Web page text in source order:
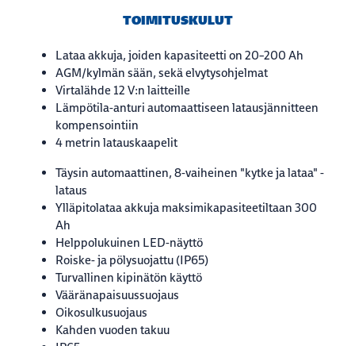
TOIMITUSKULUT
Lataa akkuja, joiden kapasiteetti on 20–200 Ah
AGM/kylmän sään, sekä elvytysohjelmat
Virtalähde 12 V:n laitteille
Lämpötila-anturi automaattiseen latausjännitteen
kompensointiin
4 metrin latauskaapelit
Täysin automaattinen, 8-vaiheinen "kytke ja lataa" -
lataus
Ylläpitolataa akkuja maksimikapasiteetiltaan 300
Ah
Helppolukuinen LED-näyttö
Roiske- ja pölysuojattu (IP65)
Turvallinen kipinätön käyttö
Vääränapaisuussuojaus
Oikosulkusuojaus
Kahden vuoden takuu